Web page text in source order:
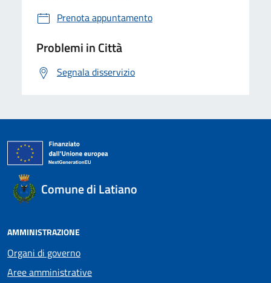
Prenota appuntamento
Problemi in Città
Segnala disservizio
Comune di Latiano
AMMINISTRAZIONE
Organi di governo
Aree amministrative